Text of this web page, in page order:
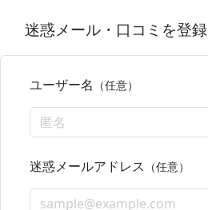
迷惑メール・口コミを登録
ユーザー名 （任意）
迷惑メールアドレス （任意）